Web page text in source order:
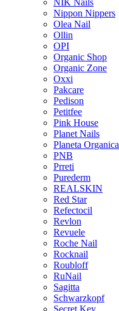
NIK Nails
Nippon Nippers
Olea Nail
Ollin
OPI
Organic Shop
Organic Zone
Oxxi
Pakcare
Pedison
Petitfee
Pink House
Planet Nails
Planeta Organica
PNB
Prreti
Purederm
REALSKIN
Red Star
Refectocil
Revlon
Revuele
Roche Nail
Rocknail
Roubloff
RuNail
Sagitta
Schwarzkopf
Secret Key